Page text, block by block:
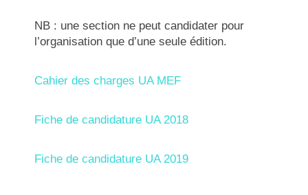
NB : une section ne peut candidater pour
l’organisation que d’une seule édition.
Cahier des charges UA MEF
Fiche de candidature UA 2018
Fiche de candidature UA 2019